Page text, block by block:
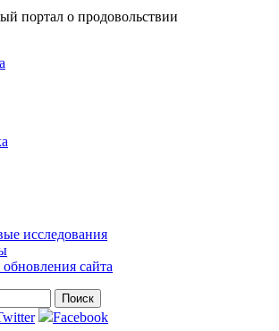
портал о продовольствии
исследования
сайта
Facebook